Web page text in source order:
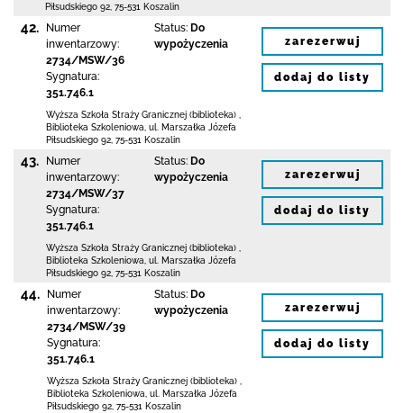
Piłsudskiego 92 75-531 Koszalin
42.
Numer
inwentarzowy:
2734/MSW/36
Sygnatura:
351.746.1
Status: Do
wypożyczenia
Wyższa Szkoła Straży Granicznej (biblioteka)
Biblioteka Szkoleniowa, ul. Marszałka Józefa
Piłsudskiego 92 75-531 Koszalin
zarezerwuj
dodaj do listy
43.
Numer
inwentarzowy:
2734/MSW/37
Sygnatura:
351.746.1
Status: Do
wypożyczenia
Wyższa Szkoła Straży Granicznej (biblioteka)
Biblioteka Szkoleniowa, ul. Marszałka Józefa
Piłsudskiego 92 75-531 Koszalin
zarezerwuj
dodaj do listy
44.
Numer
inwentarzowy:
2734/MSW/39
Sygnatura:
351.746.1
Status: Do
wypożyczenia
Wyższa Szkoła Straży Granicznej (biblioteka)
Biblioteka Szkoleniowa, ul. Marszałka Józefa
Piłsudskiego 92 75-531 Koszalin
zarezerwuj
dodaj do listy